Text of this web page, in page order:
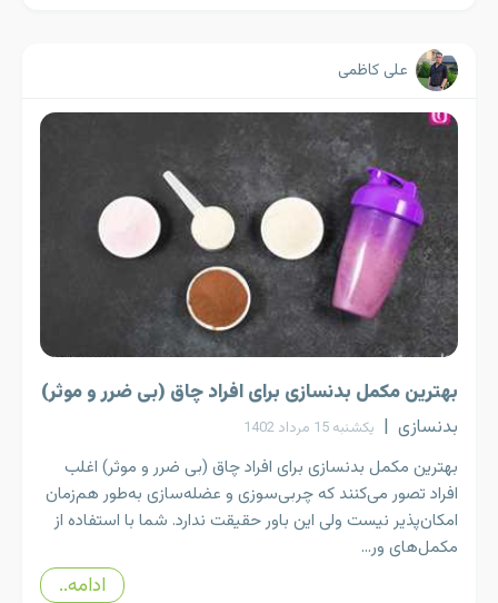
علی کاظمی
بهترین مکمل بدنسازی برای افراد چاق (بی ضرر و موثر)
بدنسازی | یکشنبه 15 مرداد 1402
بهترین مکمل بدنسازی برای افراد چاق (بی ضرر و موثر) اغلب
افراد تصور می‌کنند که چربی‌سوزی و عضله‌سازی به‌طور هم‌زمان
امکان‌پذیر نیست ولی این باور حقیقت ندارد. شما با استفاده از
مکمل‌های ور...
ادامه..